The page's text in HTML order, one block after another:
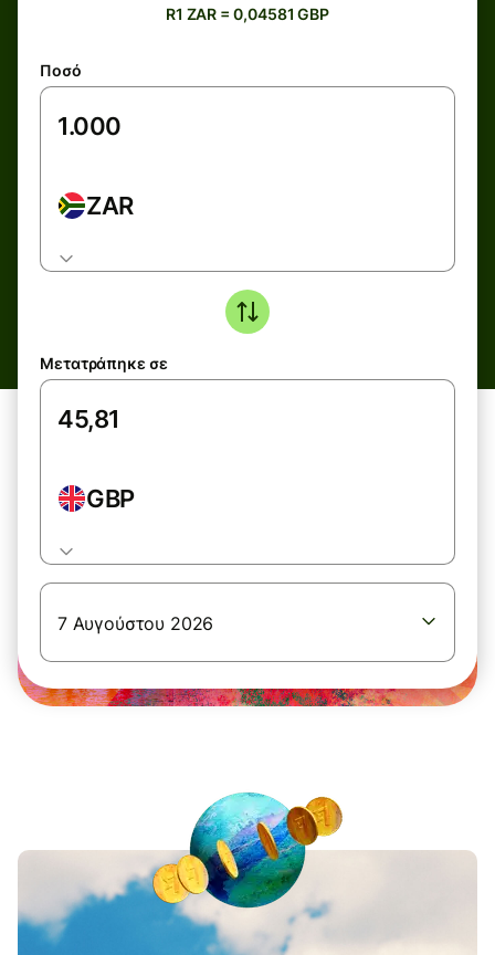
R1 ZAR = 0,04581 GBP
Ποσό
ZAR
Μετατράπηκε σε
GBP
7 Αυγούστου 2026